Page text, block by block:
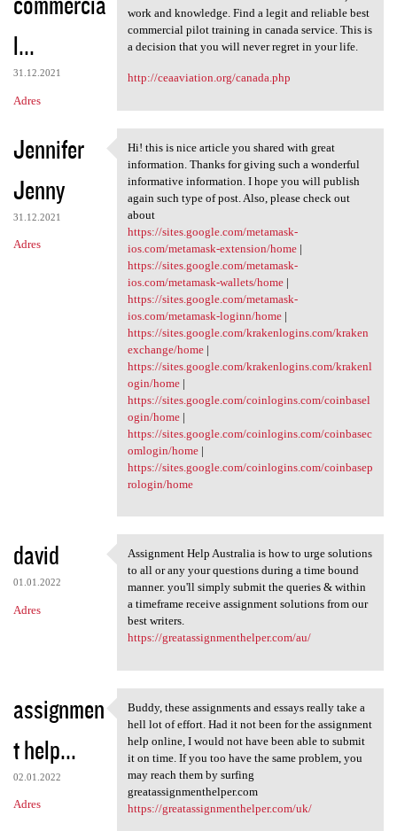
l...
31.12.2021
Adres
work and knowledge. Find a legit and reliable best
commercial pilot training in canada service. This is
a decision that you will never regret in your life.
http://ceaaviation.org/canada.php
Jennifer
Jenny
31.12.2021
Adres
Hi! this is nice article you
Hi! this is nice article you shared with great
information. Thanks for giving such a wonderful
informative information. I hope you will publish
again such type of post. Also, please check out
about
https://sites.google.com/metamask-
ios.com/metamask-extension/home|
https://sites.google.com/metamask-
ios.com/metamask-wallets/home|
https://sites.google.com/metamask-
ios.com/metamask-loginn/home|
https://sites.google.com/krakenlogins.com/kraken
exchange/home|
https://sites.google.com/krakenlogins.com/krakenl
ogin/home|
https://sites.google.com/coinlogins.com/coinbasel
ogin/home|
https://sites.google.com/coinlogins.com/coinbasec
omlogin/home|
https://sites.google.com/coinlogins.com/coinbasep
rologin/home
david
01.01.2022
Adres
Assignment Help Australia is
Assignment Help Australia is how to urge solutions
to all or any your questions during a time bound
manner. you'll simply submit the queries & within
a timeframe receive assignment solutions from our
best writers.
https://greatassignmenthelper.com/au/
assignmen
t help...
02.01.2022
Adres
Buddy, these assignments and
Buddy, these assignments and essays really take a
hell lot of effort. Had it not been for the assignment
help online, I would not have been able to submit
it on time. If you too have the same problem, you
may reach them by surfing
greatassignmenthelper.com
https://greatassignmenthelper.com/uk/